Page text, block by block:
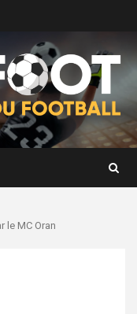
le MC Oran